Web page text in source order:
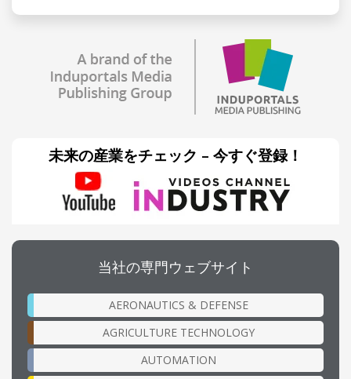
未来の産業をチェック – 今すぐ登録！
当社の専門ウェブサイト
AERONAUTICS & DEFENSE
AGRICULTURE TECHNOLOGY
AUTOMATION